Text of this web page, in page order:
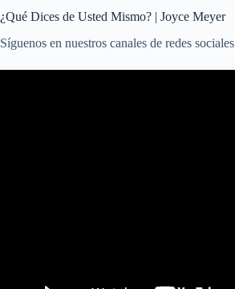
¿Qué Dices de Usted Mismo? | Joyce Meyer
Síguenos en nuestros canales de redes sociales